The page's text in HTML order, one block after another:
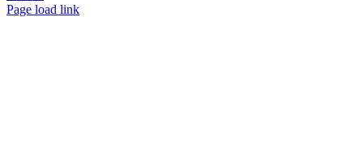
Facebook
Instagram
Tripadvisor
WhatsApp
Page load link